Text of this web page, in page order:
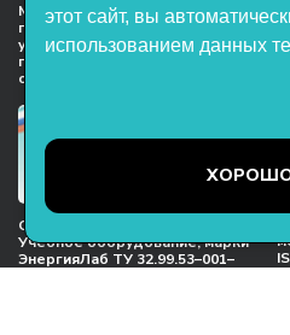
Мы в национальном союзе
предприятий индустрии
учебного оборудования и
поставщиков образовательных
организация
Сертификат соответствия
Учебное оборудование, марки
ЭнергияЛаб ТУ 32.99.53–001–
этот сайт, вы
использованием данных